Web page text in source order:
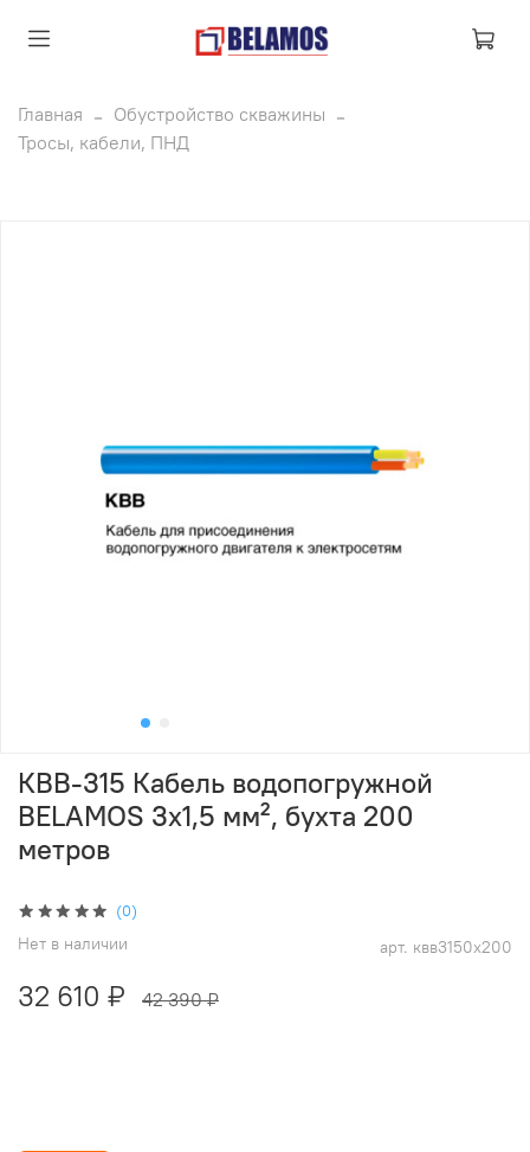
Главная
Обустройство скважины
Тросы, кабели, ПНД
(0)
арт. квв3150х200
Нет в наличии
КВВ-315 Кабель водопогружной
BELAMOS 3х1,5 мм², бухта 200
метров
32 610 ₽ 42 390 ₽